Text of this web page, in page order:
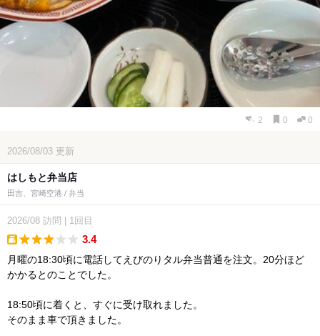
2 0 0
2026/08/03 更新
はしもと弁当店
田吉、宮崎空港 / 弁当
2026/08 訪問 1回目
3.4
月曜の18:30頃に電話してえびのりタル弁当普通を注文。20分ほど
かかるとのことでした。
18:50頃に着くと、すぐに受け取れました。
そのまま車で頂きました。